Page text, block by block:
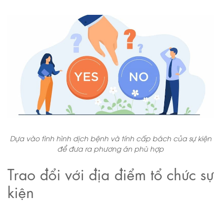
Dựa vào tình hình dịch bệnh và tính cấp bách của sự kiện
để đưa ra phương án phù hợp
Trao đổi với địa điểm tổ chức sự
kiện